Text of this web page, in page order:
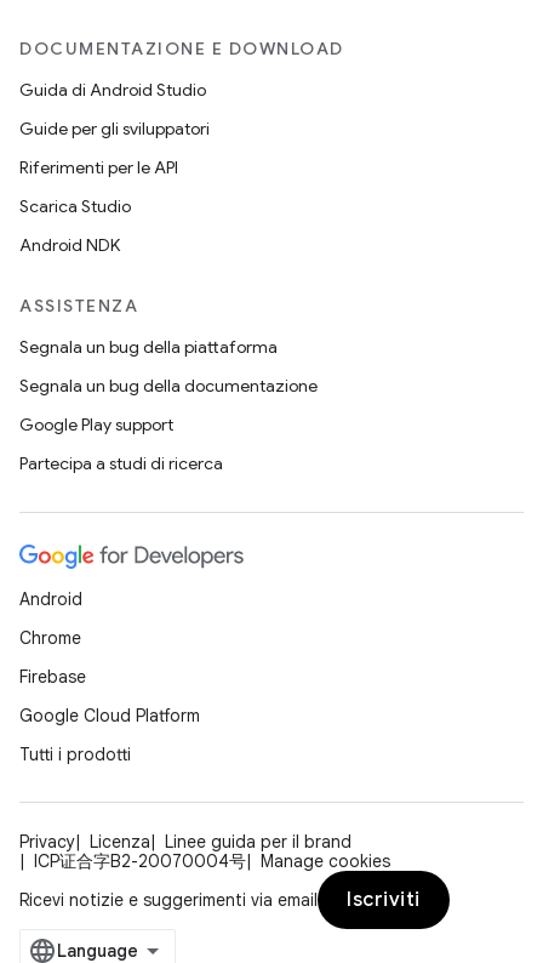
DOCUMENTAZIONE E DOWNLOAD
Guida di Android Studio
Guide per gli sviluppatori
Riferimenti per le API
Scarica Studio
Android NDK
ASSISTENZA
Segnala un bug della piattaforma
Segnala un bug della documentazione
Google Play support
Partecipa a studi di ricerca
Android
Chrome
Firebase
Google Cloud Platform
Tutti i prodotti
Privacy Licenza
Linee guida per il brand
ICP证合字B2-20070004号
Manage cookies
Ricevi notizie e suggerimenti via email
Iscriviti